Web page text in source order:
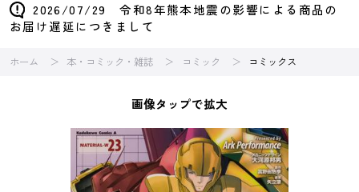
2026/07/29 令和8年熊本地震の影響による商品の
お届け遅延につきまして
ホーム 本・コミック・雑誌 コミック コミックス
画像タップで拡大